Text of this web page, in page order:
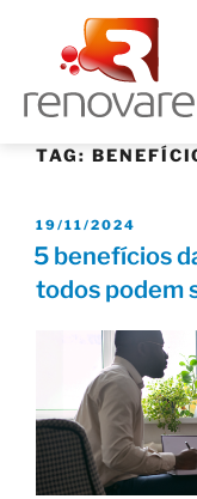
TAG:
19/11/2024
5 benefícios
todos podem